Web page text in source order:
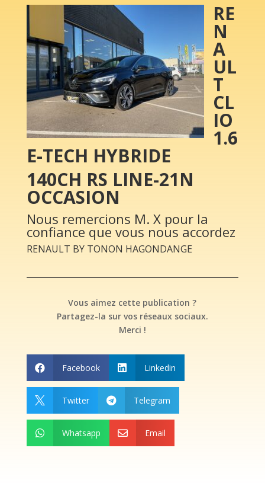
RE
N
A
UL
T
CL
IO
1.6
E-TECH HYBRIDE
140CH RS LINE-21N
OCCASION
Nous remercions M. X pour la
confiance que vous nous accordez
RENAULT BY TONON HAGONDANGE
Vous aimez cette publication ?
Partagez-la sur vos réseaux sociaux.
Merci !
 Facebook  Linkedin
 Twitter  Telegram
 Whatsapp  Email